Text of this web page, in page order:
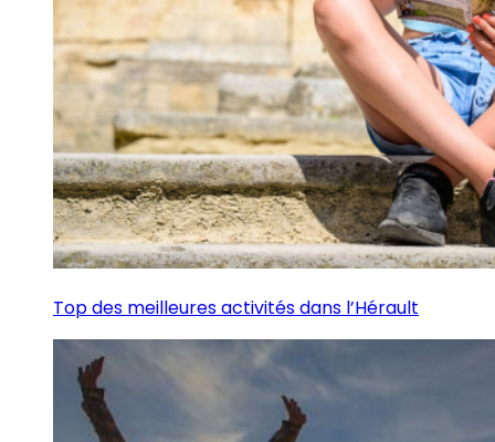
Top des meilleures activités dans l’Hérault